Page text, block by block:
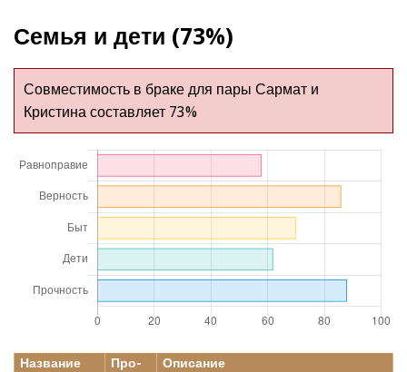
Семья и дети (73%)
Совместимость в браке для пары Сармат и
Кристина составляет 73%
Название
Про-
Описание